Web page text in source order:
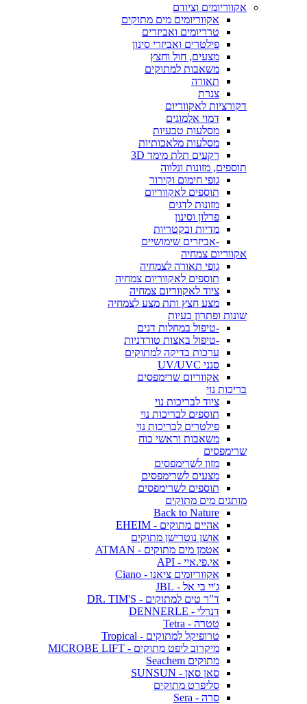
אקווריומים וציודם
אקווריומים מים מתוקים
טרריומים ואביזרים
פילטרים ואביזרי סינון
מצעים, חול וחצץ
משאבות למתוקים
תאורה
צנרת
דקורציות לאקווריום
דמוי אלמוגים
מסלעות טבעיות
מסלעות מלאכותיות
רקעים תלת מימד 3D
תוספים, מזונות ונלווה
גופי חימום וקירור
תוספים לאקווריום
מזונות לדגים
פרלון וסינון
מדיות ובקטריות
-אביזרים שימושיים
אקווריום צמחיה
גופי תאורה לצמחיה
תוספים לאקווריום צמחיה
ציוד לאקווריום צמחיה
מצע חצץ ותת מצע לצמחיה
שונות ופתרון בעיות
-טיפול במחלות דגים
-טיפול באצות טורדניות
ערכות בדיקה למתוקים
סנני UV/UVC
אקווריום שרימפסים
בריכות נוי
ציוד לבריכות נוי
תוספים לבריכות נוי
פילטרים לבריכות נוי
משאבות וראשי כוח
שרימפסים
מזון לשרימפסים
מצעים לשרימפסים
תוספים לשרימפסים
מותגים מים מתוקים
Back to Nature
אהיים מתוקים - EHEIM
אושן נוטרישן מתוקים
אטמן מים מתוקים - ATMAN
אי.פי.איי - API
אקווריומים ציאנו - Ciano
ג'יי בי אל - JBL
ד"ר טים למתוקים - DR. TIM'S
דנרלי - DENNERLE
טטרה - Tetra
טרופיקל למתוקים - Tropical
מיקרוב ליפט מתוקים - MICROBE LIFT
מתוקים Seachem
סאן סאן - SUNSUN
סליפרט מתוקים
סרה - Sera